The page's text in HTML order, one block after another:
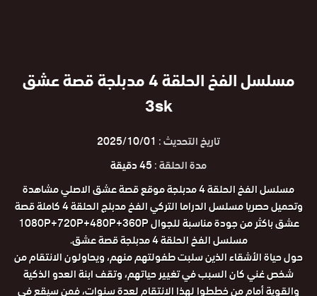
مسلسل الفخ الحلقة 4 مدبلجة قصة عشق
3sk
تاريخ التحديث : 2025/10/01
مدة الحلقة :45 دقيقة
مسلسل الفخ الحلقة 4 مدبلجة موقع قصة عشق الاصلي مشاهدة
وتحميل حصريا مسلسل الدراما التركي الفخ مدبلج الحلقة 4 كاملة قصة
عشق باكثر من جودة مناسبة للجوال 1080P+720P+480P+360P
مسلسل الفخ الحلقة 4 مدبلجة قصة عشق.
حول حياة الأشقاء الذين سلبت طفولتهم منهم، ويحاولون الانتقام من
شخص غني كان السبب في تغيير حياتهم، وتقف ابنة العدو الذكية
والقوية أمام من خططوا لهذا الانتقام لعدة سنوات، فمن سيقع في